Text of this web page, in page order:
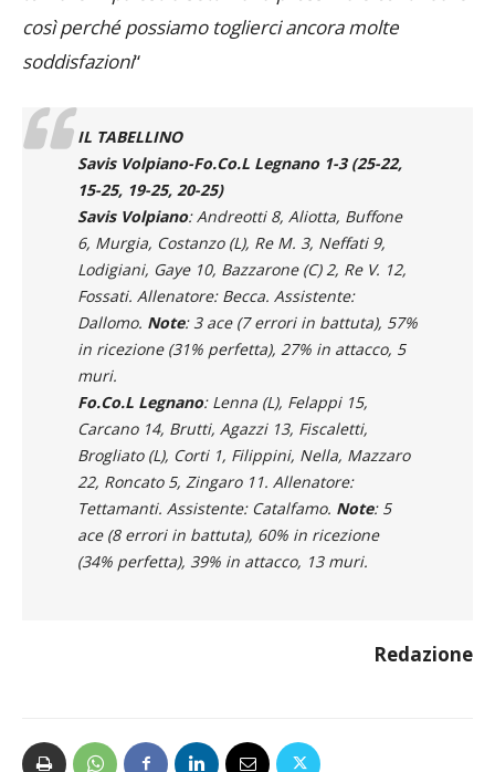
così perché possiamo toglierci ancora molte
soddisfazioni“
IL TABELLINO
Savis Volpiano-Fo.Co.L Legnano 1-3 (25-22,
15-25, 19-25, 20-25)
Savis Volpiano: Andreotti 8, Aliotta, Buffone
6, Murgia, Costanzo (L), Re M. 3, Neffati 9,
Lodigiani, Gaye 10, Bazzarone (C) 2, Re V. 12,
Fossati. Allenatore: Becca. Assistente:
Dallomo. Note: 3 ace (7 errori in battuta), 57%
in ricezione (31% perfetta), 27% in attacco, 5
muri.
Fo.Co.L Legnano: Lenna (L), Felappi 15,
Carcano 14, Brutti, Agazzi 13, Fiscaletti,
Brogliato (L), Corti 1, Filippini, Nella, Mazzaro
22, Roncato 5, Zingaro 11. Allenatore:
Tettamanti. Assistente: Catalfamo. Note: 5
ace (8 errori in battuta), 60% in ricezione
(34% perfetta), 39% in attacco, 13 muri.
Redazione